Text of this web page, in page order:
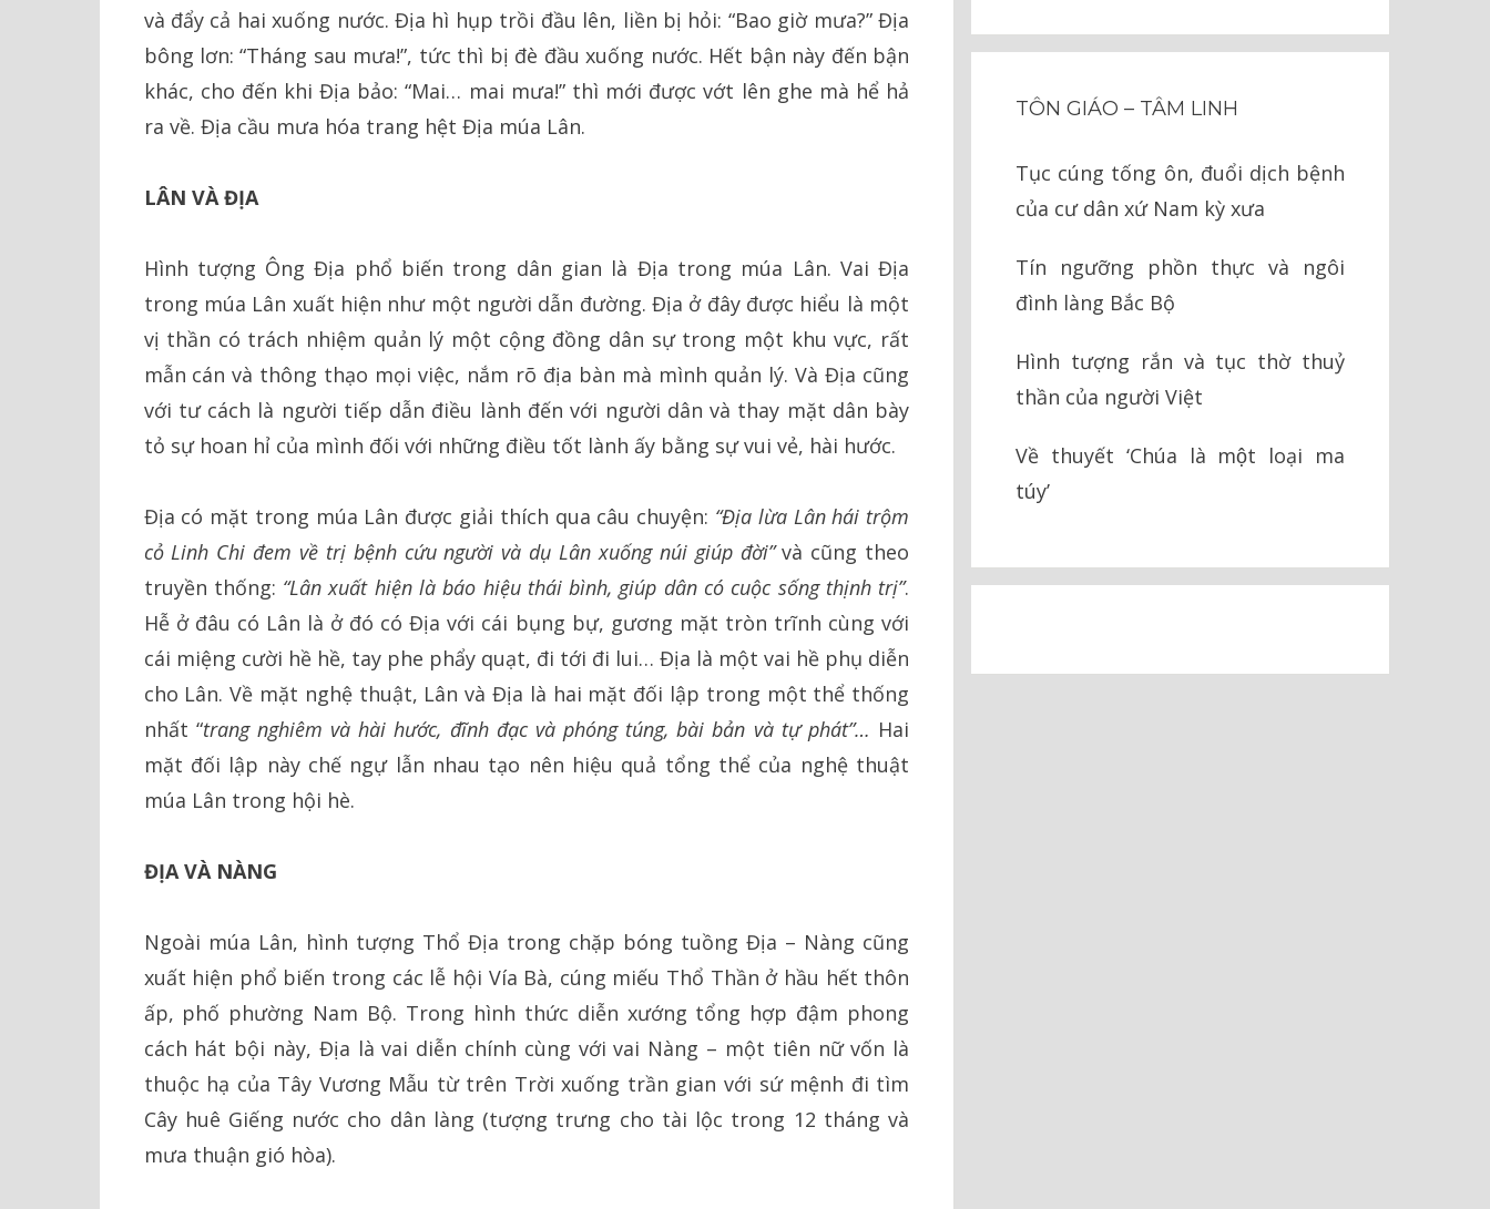
và đẩy cả hai xuống nước. Địa hì hụp trồi đầu lên, liền bị hỏi: “Bao giờ mưa?” Địa
bông lơn: “Tháng sau mưa!”, tức thì bị đè đầu xuống nước. Hết bận này đến bận
khác, cho đến khi Địa bảo: “Mai… mai mưa!” thì mới được vớt lên ghe mà hể hả
ra về. Địa cầu mưa hóa trang hệt Địa múa Lân.
LÂN VÀ ĐỊA
Hình tượng Ông Địa phổ biến trong dân gian là Địa trong múa Lân. Vai Địa
trong múa Lân xuất hiện như một người dẫn đường. Địa ở đây được hiểu là một
vị thần có trách nhiệm quản lý một cộng đồng dân sự trong một khu vực, rất
mẫn cán và thông thạo mọi việc, nắm rõ địa bàn mà mình quản lý. Và Địa cũng
với tư cách là người tiếp dẫn điều lành đến với người dân và thay mặt dân bày
tỏ sự hoan hỉ của mình đối với những điều tốt lành ấy bằng sự vui vẻ, hài hước.
Địa có mặt trong múa Lân được giải thích qua câu chuyện: “Địa lừa Lân hái trộm
cỏ Linh Chi đem về trị bệnh cứu người và dụ Lân xuống núi giúp đời”và cũng theo
truyền thống: “Lân xuất hiện là báo hiệu thái bình, giúp dân có cuộc sống thịnh trị”.
Hễ ở đâu có Lân là ở đó có Địa với cái bụng bự, gương mặt tròn trĩnh cùng với
cái miệng cười hề hề, tay phe phẩy quạt, đi tới đi lui… Địa là một vai hề phụ diễn
cho Lân. Về mặt nghệ thuật, Lân và Địa là hai mặt đối lập trong một thể thống
nhất “trang nghiêm và hài hước, đĩnh đạc và phóng túng, bài bản và tự phát”… Hai
mặt đối lập này chế ngự lẫn nhau tạo nên hiệu quả tổng thể của nghệ thuật
múa Lân trong hội hè.
ĐỊA VÀ NÀNG
Ngoài múa Lân, hình tượng Thổ Địa trong chặp bóng tuồng Địa – Nàng cũng
xuất hiện phổ biến trong các lễ hội Vía Bà, cúng miếu Thổ Thần ở hầu hết thôn
ấp, phố phường Nam Bộ. Trong hình thức diễn xướng tổng hợp đậm phong
cách hát bội này, Địa là vai diễn chính cùng với vai Nàng – một tiên nữ vốn là
thuộc hạ của Tây Vương Mẫu từ trên Trời xuống trần gian với sứ mệnh đi tìm
Cây huê Giếng nước cho dân làng (tượng trưng cho tài lộc trong 12 tháng và
mưa thuận gió hòa).
TÔN GIÁO – TÂM LINH
Tục cúng tống ôn, đuổi dịch bệnh
của cư dân xứ Nam kỳ xưa
Tín ngưỡng phồn thực và ngôi
đình làng Bắc Bộ
Hình tượng rắn và tục thờ thuỷ
thần của người Việt
Về thuyết ‘Chúa là một loại ma
túy’